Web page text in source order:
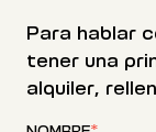
Para hablar
tener una
alquiler,